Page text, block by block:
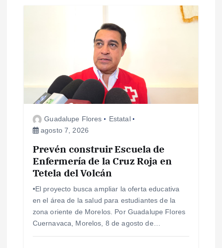
s
Guadalupe Flores
Estatal
agosto 7, 2026
Prevén construir Escuela de
Enfermería de la Cruz Roja en
Tetela del Volcán
•El proyecto busca ampliar la oferta educativa
en el área de la salud para estudiantes de la
zona oriente de Morelos. Por Guadalupe Flores
Cuernavaca, Morelos, 8 de agosto de…